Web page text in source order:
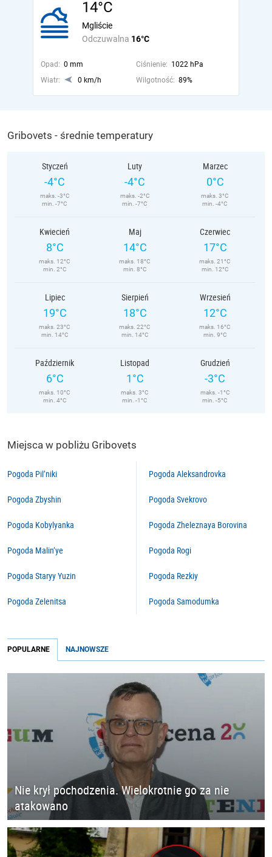
14°C
Odczuwalna 16°C
Mgliście
Opad: 0 mm Ciśnienie: 1022 hPa
Wiatr:
0 km/h Wilgotność: 89%
Gribovets - średnie temperatury
Styczeń
-4°C
maks. -3°C
min. -7°C
Luty
-4°C
maks. -2°C
min. -7°C
Marzec
0°C
maks. 3°C
min. -4°C
Kwiecień
8°C
maks. 12°C
min. 2°C
Maj
14°C
maks. 18°C
min. 8°C
Czerwiec
17°C
maks. 21°C
min. 12°C
Lipiec
19°C
maks. 23°C
min. 14°C
Sierpień
18°C
maks. 22°C
min. 14°C
Wrzesień
12°C
maks. 16°C
min. 9°C
Październik
6°C
maks. 10°C
min. 4°C
Listopad
1°C
maks. 3°C
min. -1°C
Grudzień
-3°C
maks. -1°C
min. -5°C
Miejsca w pobliżu Gribovets
Pogoda Pil’niki
Pogoda Zbyshin
Pogoda Kobylyanka
Pogoda Malin’ye
Pogoda Staryy Yuzin
Pogoda Zelenitsa
Pogoda Aleksandrovka
Pogoda Svekrovo
Pogoda Zheleznaya Borovina
Pogoda Rogi
Pogoda Rezkiy
Pogoda Samodumka
POPULARNE NAJNOWSZE
Nie krył pochodzenia. Wielokrotnie go za nie
atakowano